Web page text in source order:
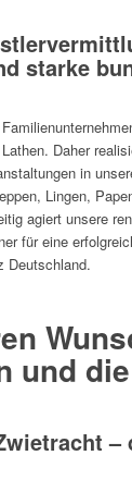
starke
Daher
in
Lingen,
agiert unsere
für eine
Deutschland.
und
–